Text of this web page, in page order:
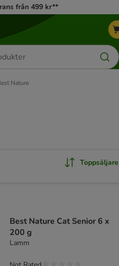
från 499 kr**
Nature
Toppsäljare
Best Nature Cat Senior 6 x
200 g
Lamm